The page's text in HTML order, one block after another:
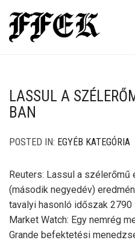
LASSUL A
BAN
POSTED IN: EGYÉB KATEGÓRIA
Reuters: Lassul a szélerőmű
(második negyedév)
tavalyi hasonló időszak 2790
Market Watch: Egy nemrég
Grande befektetési